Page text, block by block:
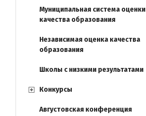
Муниципальная система оценки
качества образования
Независимая оценка качества
образования
Школы с низкими результатами
Конкурсы
Августовская конференция